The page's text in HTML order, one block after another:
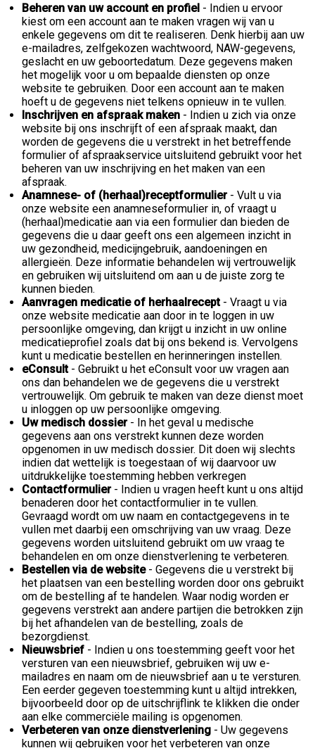
Beheren van uw account en profiel - Indien u ervoor
kiest om een account aan te maken vragen wij van u
enkele gegevens om dit te realiseren. Denk hierbij aan uw
e-mailadres, zelfgekozen wachtwoord, NAW-gegevens,
geslacht en uw geboortedatum. Deze gegevens maken
het mogelijk voor u om bepaalde diensten op onze
website te gebruiken. Door een account aan te maken
hoeft u de gegevens niet telkens opnieuw in te vullen.
Inschrijven en afspraak maken - Indien u zich via onze
website bij ons inschrijft of een afspraak maakt, dan
worden de gegevens die u verstrekt in het betreffende
formulier of afspraakservice uitsluitend gebruikt voor het
beheren van uw inschrijving en het maken van een
afspraak.
Anamnese- of (herhaal)receptformulier- Vult u via
onze website een anamneseformulier in, of vraagt u
(herhaal)medicatie aan via een formulier dan bieden de
gegevens die u daar geeft ons een algemeen inzicht in
uw gezondheid, medicijngebruik, aandoeningen en
allergieën. Deze informatie behandelen wij vertrouwelijk
en gebruiken wij uitsluitend om aan u de juiste zorg te
kunnen bieden.
Aanvragen medicatie of herhaalrecept - Vraagt u via
onze website medicatie aan door in te loggen in uw
persoonlijke omgeving, dan krijgt u inzicht in uw online
medicatieprofiel zoals dat bij ons bekend is. Vervolgens
kunt u medicatie bestellen en herinneringen instellen.
eConsult - Gebruikt u het eConsult voor uw vragen aan
ons dan behandelen we de gegevens die u verstrekt
vertrouwelijk. Om gebruik te maken van deze dienst moet
u inloggen op uw persoonlijke omgeving.
Uw medisch dossier- In het geval u medische
gegevens aan ons verstrekt kunnen deze worden
opgenomen in uw medisch dossier. Dit doen wij slechts
indien dat wettelijk is toegestaan of wij daarvoor uw
uitdrukkelijke toestemming hebben verkregen
Contactformulier- Indien u vragen heeft kunt u ons altijd
benaderen door het contactformulier in te vullen.
Gevraagd wordt om uw naam en contactgegevens in te
vullen met daarbij een omschrijving van uw vraag. Deze
gegevens worden uitsluitend gebruikt om uw vraag te
behandelen en om onze dienstverlening te verbeteren.
Bestellen via de website- Gegevens die u verstrekt bij
het plaatsen van een bestelling worden door ons gebruikt
om de bestelling af te handelen. Waar nodig worden er
gegevens verstrekt aan andere partijen die betrokken zijn
bij het afhandelen van de bestelling, zoals de
bezorgdienst.
Nieuwsbrief - Indien u ons toestemming geeft voor het
versturen van een nieuwsbrief, gebruiken wij uw e-
mailadres en naam om de nieuwsbrief aan u te versturen.
Een eerder gegeven toestemming kunt u altijd intrekken,
bijvoorbeeld door op de uitschrijflink te klikken die onder
aan elke commerciële mailing is opgenomen.
Verbeteren van onze dienstverlening - Uw gegevens
kunnen wij gebruiken voor het verbeteren van onze